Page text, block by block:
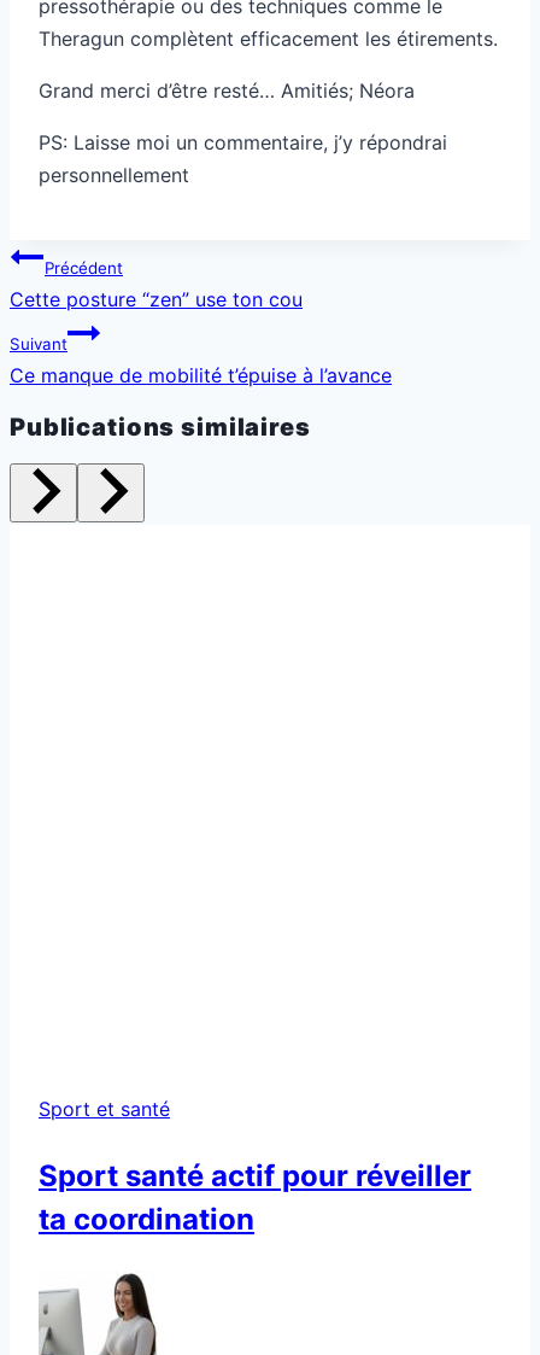
pressothérapie ou des techniques comme le
Theragun complètent efficacement les étirements.
Grand merci d’être resté… Amitiés; Néora
PS: Laisse moi un commentaire, j’y répondrai
personnellement
Navigation
de
l’article
Précédent
Cette posture “zen” use ton cou
Suivant
Ce manque de mobilité t’épuise à l’avance
Publications similaires
Sport et santé
Sport santé actif pour réveiller
ta coordination